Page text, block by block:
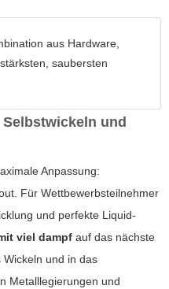
aus Hardware,
saubersten
und
Anpassung:
Für Wettbewerbsteilnehmer
und perfekte Liquid-
viel dampf auf das nächste
und in das
Metalllegierungen und